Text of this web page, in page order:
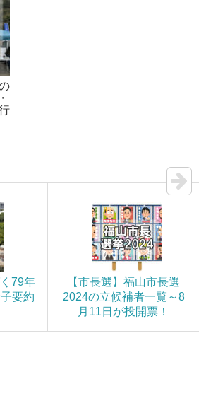
79年
要約
【市長選】福山市長選
2024の立候補者一覧～8
月11日が投開票！